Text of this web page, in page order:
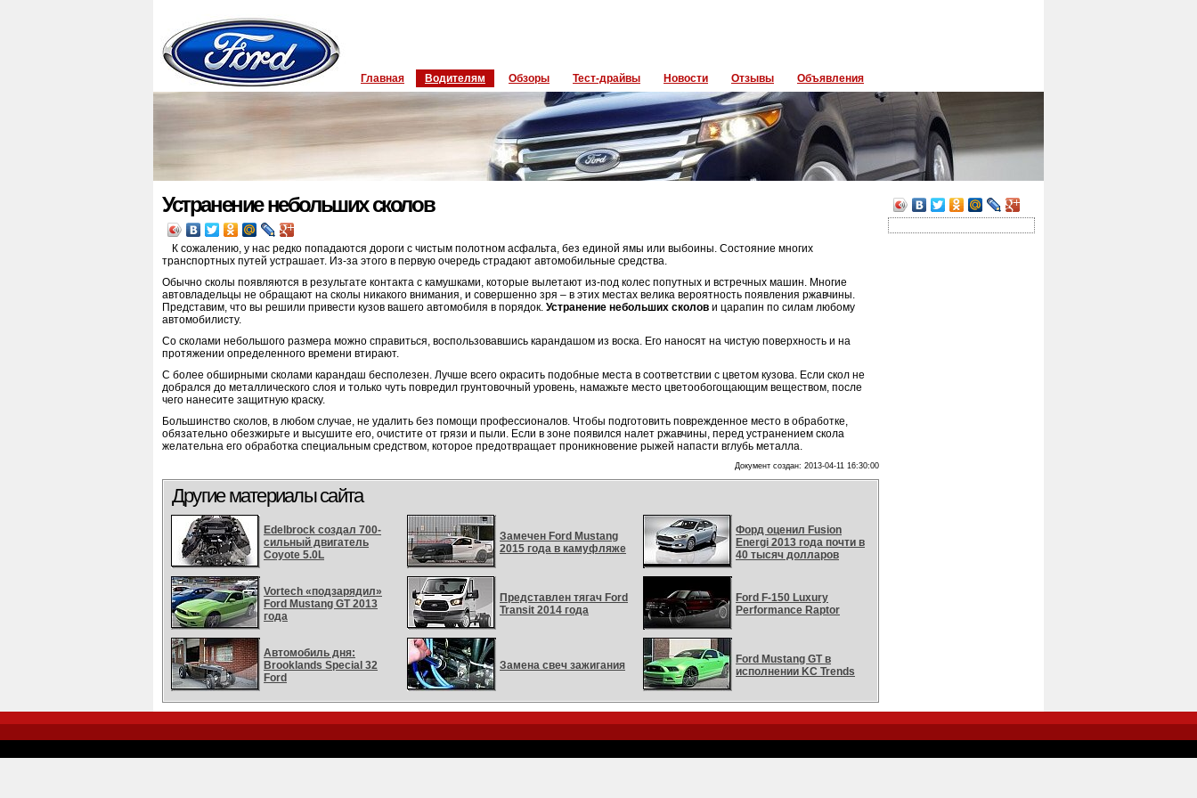
Главная Водителям Обзоры Тест-драйвы Новости Отзывы Объявления
Устранение небольших сколов
К сожалению, у нас редко попадаются дороги с чистым полотном асфальта, без единой ямы или выбоины. Состояние многих
транспортных путей устрашает. Из-за этого в первую очередь страдают автомобильные средства.
Обычно сколы появляются в результате контакта с камушками, которые вылетают из-под колес попутных и встречных машин. Многие
автовладельцы не обращают на сколы никакого внимания, и совершенно зря – в этих местах велика вероятность появления ржавчины.
Представим, что вы решили привести кузов вашего автомобиля в порядок. Устранение небольших сколов и царапин по силам любому
автомобилисту.
Со сколами небольшого размера можно справиться, воспользовавшись карандашом из воска. Его наносят на чистую поверхность и на
протяжении определенного времени втирают.
С более обширными сколами карандаш бесполезен. Лучше всего окрасить подобные места в соответствии с цветом кузова. Если скол не
добрался до металлического слоя и только чуть повредил грунтовочный уровень, намажьте место цветообогощающим веществом, после
чего нанесите защитную краску.
Большинство сколов, в любом случае, не удалить без помощи профессионалов. Чтобы подготовить поврежденное место в обработке,
обязательно обезжирьте и высушите его, очистите от грязи и пыли. Если в зоне появился налет ржавчины, перед устранением скола
желательна его обработка специальным средством, которое предотвращает проникновение рыжей напасти вглубь металла.
Документ создан: 2013-04-11 16:30:00
Другие материалы сайта
Edelbrock создал 700-
сильный двигатель
Coyote 5.0L
Vortech «подзарядил»
Ford Mustang GT 2013
года
Автомобиль дня:
Brooklands Special 32
Ford
Замечен Ford Mustang
2015 года в камуфляже
Представлен тягач Ford
Transit 2014 года
Замена свеч зажигания
Форд оценил Fusion
Energi 2013 года почти в
40 тысяч долларов
Ford F-150 Luxury
Performance Raptor
Ford Mustang GT в
исполнении KC Trends